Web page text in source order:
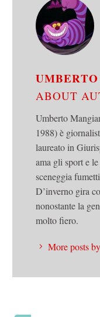
ABOUT
Umberto
1988) è
laureato in
ama gli sport e
sceneggia
D’inverno gira
nonostante la
molto fiero.
More posts